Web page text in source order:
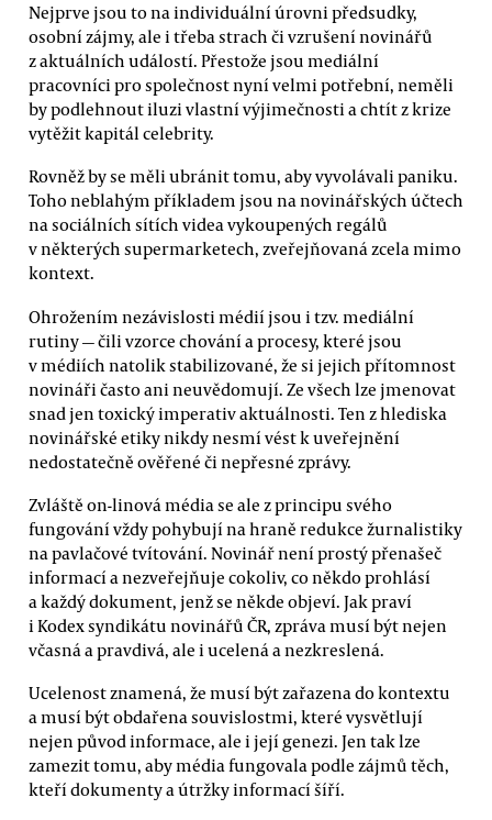
Nejprve jsou to na individuální úrovni předsudky,
osobní zájmy, ale i třeba strach či vzrušení novinářů
z aktuálních událostí. Přestože jsou mediální
pracovníci pro společnost nyní velmi potřební, neměli
by podlehnout iluzi vlastní výjimečnosti a chtít z krize
vytěžit kapitál celebrity.
Rovněž by se měli ubránit tomu, aby vyvolávali paniku.
Toho neblahým příkladem jsou na novinářských účtech
na sociálních sítích videa vykoupených regálů
v některých supermarketech, zveřejňovaná zcela mimo
kontext.
Ohrožením nezávislosti médií jsou i tzv. mediální
rutiny — čili vzorce chování a procesy, které jsou
v médiích natolik stabilizované, že si jejich přítomnost
novináři často ani neuvědomují. Ze všech lze jmenovat
snad jen toxický imperativ aktuálnosti. Ten z hlediska
novinářské etiky nikdy nesmí vést k uveřejnění
nedostatečně ověřené či nepřesné zprávy.
Zvláště on-linová média se ale z principu svého
fungování vždy pohybují na hraně redukce žurnalistiky
na pavlačové tvítování. Novinář není prostý přenašeč
informací a nezveřejňuje cokoliv, co někdo prohlásí
a každý dokument, jenž se někde objeví. Jak praví
i Kodex syndikátu novinářů ČR, zpráva musí být nejen
včasná a pravdivá, ale i ucelená a nezkreslená.
Ucelenost znamená, že musí být zařazena do kontextu
a musí být obdařena souvislostmi, které vysvětlují
nejen původ informace, ale i její genezi. Jen tak lze
zamezit tomu, aby média fungovala podle zájmů těch,
kteří dokumenty a útržky informací šíří.